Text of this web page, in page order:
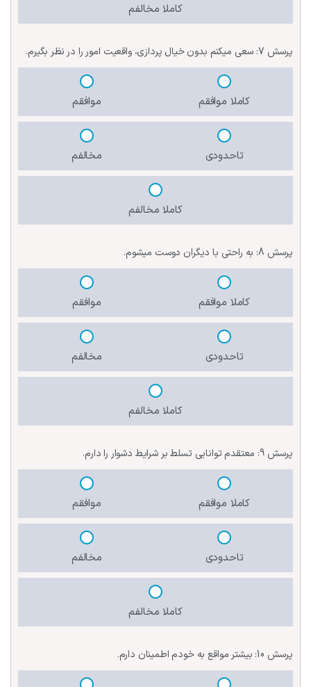
کاملا مخالفم
پرسش 7: سعی میکنم بدون خیال پردازی، واقعیت امور را در نظر بگیرم.
کاملا موافقم موافقم
تاحدودی مخالفم
کاملا مخالفم
پرسش 8: به راحتی با دیگران دوست میشوم.
کاملا موافقم موافقم
تاحدودی مخالفم
کاملا مخالفم
پرسش 9: معتقدم توانایی تسلط بر شرایط دشوار را دارم.
کاملا موافقم موافقم
تاحدودی مخالفم
کاملا مخالفم
پرسش 10: بیشتر مواقع به خودم اطمینان دارم.